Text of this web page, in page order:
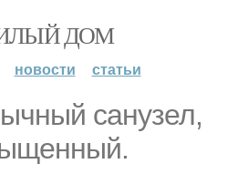
ДОМ
новости статьи
санузел,